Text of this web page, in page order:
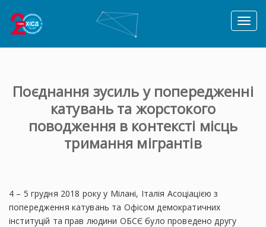
Toggle
Поєднання зусиль у попередженні
катувань та жорстокого
поводження в контексті місць
тримання мігрантів
4 – 5 грудня 2018 року у Мілані, Італія Асоціацією з
попередження катувань та Офісом демократичних
інституцій та прав людини ОБСЄ було проведено другу